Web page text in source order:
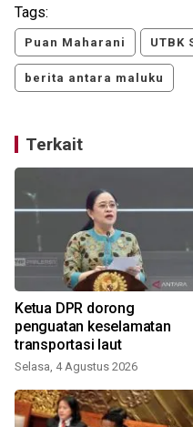
Tags:
Puan Maharani UTBK
berita antara maluku
Terkait
Ketua DPR dorong
penguatan keselamatan
transportasi laut
Selasa, 4 Agustus 2026